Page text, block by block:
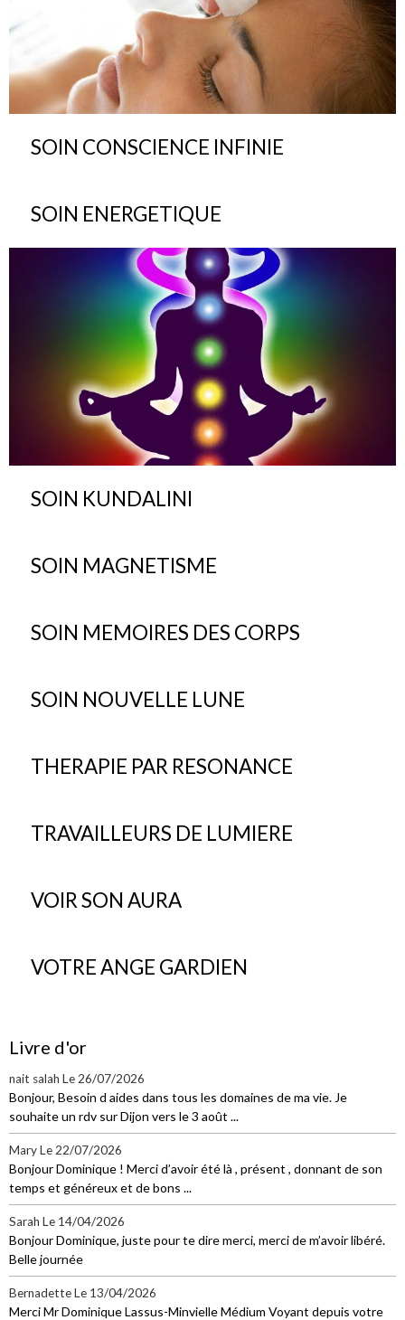
SOIN CONSCIENCE INFINIE
SOIN ENERGETIQUE
SOIN KUNDALINI
SOIN MAGNETISME
SOIN MEMOIRES DES CORPS
SOIN NOUVELLE LUNE
THERAPIE PAR RESONANCE
TRAVAILLEURS DE LUMIERE
VOIR SON AURA
VOTRE ANGE GARDIEN
Livre d'or
nait salah Le 26/07/2026
Bonjour, Besoin d aides dans tous les domaines de ma vie. Je
souhaite un rdv sur Dijon vers le 3 août ...
MaryLe 22/07/2026
Bonjour Dominique ! Merci d’avoir été là , présent , donnant de son
temps et généreux et de bons ...
Sarah Le 14/04/2026
Bonjour Dominique, juste pour te dire merci, merci de m’avoir libéré.
Belle journée
BernadetteLe 13/04/2026
Merci Mr Dominique Lassus-Minvielle Médium Voyant depuis votre